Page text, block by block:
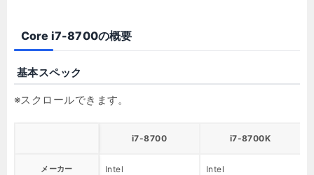
Core i7-8700の概要
基本スペック
i7-8700 i7-8700K
メーカー Intel Intel